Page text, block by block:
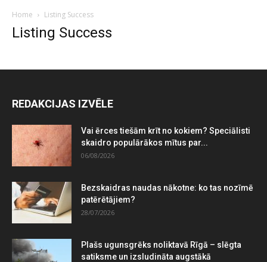
Home Listing Success
Listing Success
REDAKCIJAS IZVĒLE
Vai ērces tiešām krīt no kokiem? Speciālisti
skaidro populārākos mītus par...
06/08/2026
Bezskaidras naudas nākotne: ko tas nozīmē
patērētājiem?
28/07/2026
Plašs ugunsgrēks noliktavā Rīgā – slēgta
satiksme un izsludināta augstākā